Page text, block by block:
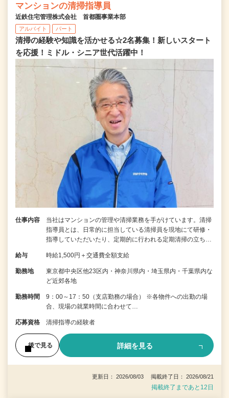
マンションの清掃指導員
近鉄住宅管理株式会社 首都圏事業本部
アルバイト パート
清掃の経験や知識を活かせる☆2名募集！新しいスタート
を応援！ミドル・シニア世代活躍中！
仕事内容
当社はマンションの管理や清掃業務を手がけています。清掃
指導員とは、日常的に担当している清掃員を現地にて研修・
指導していただいたり、定期的に行われる定期清掃の立ち…
給与 時給1,500円＋交通費全額支給
勤務地
東京都中央区他23区内・神奈川県内・埼玉県内・千葉県内な
ど近郊各地
勤務時間
9：00～17：50（支店勤務の場合） ※各物件への出勤の場
合、現場の就業時間に合わせて…
応募資格 清掃指導の経験者
後で見る 詳細を見る
更新日： 2026/08/03 掲載終了日： 2026/08/21
掲載終了まであと12日